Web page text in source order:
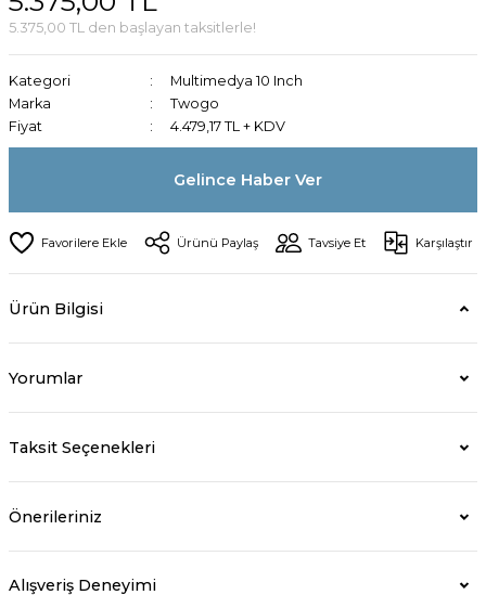
5.375,00 TL den başlayan taksitlerle!
Kategori
Multimedya 10 Inch
Marka
Twogo
Fiyat
4.479,17 TL + KDV
Gelince Haber Ver
Ürünü Paylaş Tavsiye Et Karşılaştır
Ürün Bilgisi
Yorumlar
Taksit Seçenekleri
Önerileriniz
Alışveriş Deneyimi